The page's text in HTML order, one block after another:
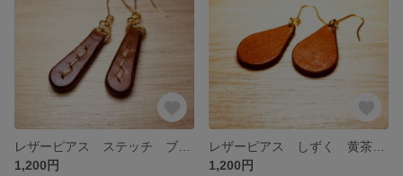
1,200円
1,200円